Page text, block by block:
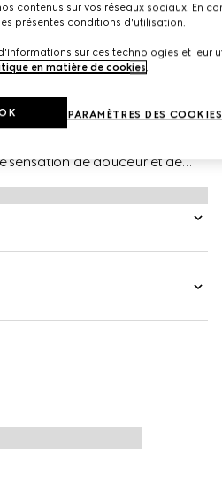
Voile » associe idéalement
rouges à lèvres offrent une
sensation de douceur et de
nuances éclatantes s’inspire
d’Hollywood. Les couleurs
et à la liberté
de raffinement, chaque rouge
contenus sur vos réseaux sociaux. En
présentes conditions d'utilisation.
sur ces technologies et leur
en matière de cookies.
PARAMÈTRES DES COOKIES